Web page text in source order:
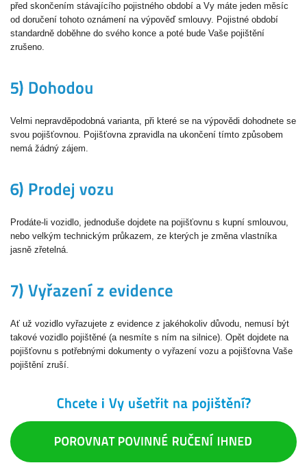
před skončením stávajícího pojistného období a Vy máte jeden měsíc
od doručení tohoto oznámení na výpověď smlouvy. Pojistné období
standardně doběhne do svého konce a poté bude Vaše pojištění
zrušeno.
Velmi nepravděpodobná varianta, při které se na výpovědi dohodnete se
svou pojišťovnou. Pojišťovna zpravidla na ukončení tímto způsobem
nemá žádný zájem.
Prodáte-li vozidlo, jednoduše dojdete na pojišťovnu s kupní smlouvou,
nebo velkým technickým průkazem, ze kterých je změna vlastníka
jasně zřetelná.
Ať už vozidlo vyřazujete z evidence z jakéhokoliv důvodu, nemusí být
takové vozidlo pojištěné (a nesmíte s ním na silnice). Opět dojdete na
pojišťovnu s potřebnými dokumenty o vyřazení vozu a pojišťovna Vaše
pojištění zruší.